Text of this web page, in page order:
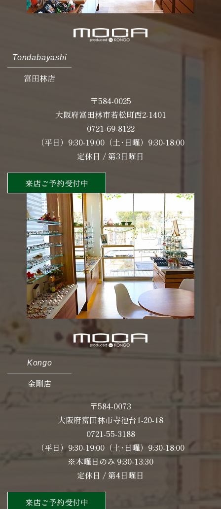
Tondabayashi
富田林店
〒584-0025
大阪府富田林市若松町西2-1401
0721-69-8122
（平日）9:30-19:00（土･日曜）9:30-18:00
定休日 / 第3日曜日
来店ご予約受付中
Kongo
金剛店
〒584-0073
大阪府富田林市寺池台1-20-18
0721-55-3188
（平日）9:30-19:00（土･日曜）9:30-18:00
※木曜日のみ 9:30-13:30
定休日 / 第4日曜日
来店ご予約受付中